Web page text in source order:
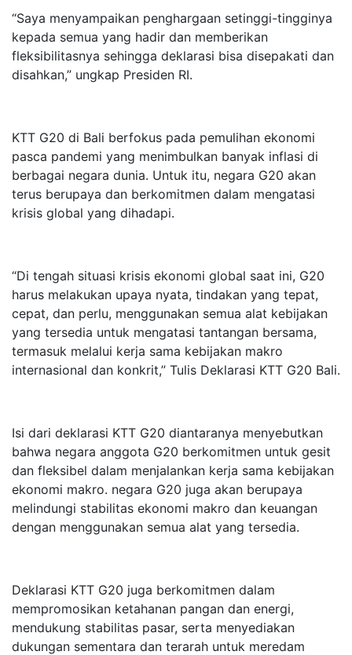
“Saya menyampaikan penghargaan setinggi-tingginya
kepada semua yang hadir dan memberikan
fleksibilitasnya sehingga deklarasi bisa disepakati dan
disahkan,” ungkap Presiden RI.
KTT G20 di Bali berfokus pada pemulihan ekonomi
pasca pandemi yang menimbulkan banyak inflasi di
berbagai negara dunia. Untuk itu, negara G20 akan
terus berupaya dan berkomitmen dalam mengatasi
krisis global yang dihadapi.
“Di tengah situasi krisis ekonomi global saat ini, G20
harus melakukan upaya nyata, tindakan yang tepat,
cepat, dan perlu, menggunakan semua alat kebijakan
yang tersedia untuk mengatasi tantangan bersama,
termasuk melalui kerja sama kebijakan makro
internasional dan konkrit,” Tulis Deklarasi KTT G20 Bali.
Isi dari deklarasi KTT G20 diantaranya menyebutkan
bahwa negara anggota G20 berkomitmen untuk gesit
dan fleksibel dalam menjalankan kerja sama kebijakan
ekonomi makro. negara G20 juga akan berupaya
melindungi stabilitas ekonomi makro dan keuangan
dengan menggunakan semua alat yang tersedia.
Deklarasi KTT G20 juga berkomitmen dalam
mempromosikan ketahanan pangan dan energi,
mendukung stabilitas pasar, serta menyediakan
dukungan sementara dan terarah untuk meredam